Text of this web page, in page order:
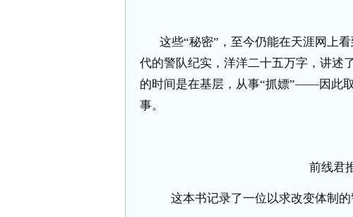
这些“秘密”，至今仍能在天涯网上
代的警队纪实，洋洋二十五万字，讲述
的时间是在基层，从事“抓嫖”——因此
事。
前线君
这本书记录了一位以求改变体制